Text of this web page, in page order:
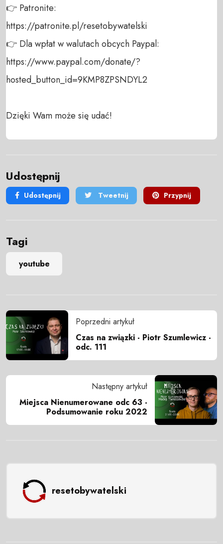
👉 Patronite:
https://patronite.pl/resetobywatelski
👉 Dla wpłat w walutach obcych Paypal:
https://www.paypal.com/donate/?
hosted_button_id=9KMP8ZPSNDYL2
Dzięki Wam może się udać!
Udostępnij
Udostępnij Tweetnij Przypnij
Tagi
youtube
Poprzedni artykuł
Czas na związki - Piotr Szumlewicz -
odc. 111
Następny artykuł
Miejsca Nienumerowane odc 63 -
Podsumowanie roku 2022
resetobywatelski